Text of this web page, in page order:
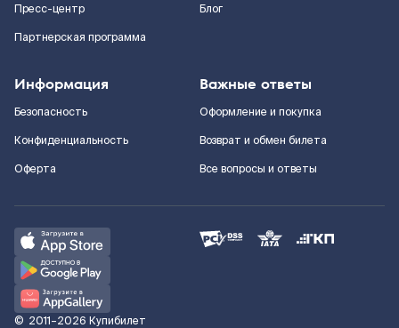
Пресс-центр
Партнерская программа
Блог
Информация
Безопасность
Конфиденциальность
Оферта
Важные ответы
Оформление и покупка
Возврат и обмен билета
Все вопросы и ответы
© 2011–2026 Купибилет